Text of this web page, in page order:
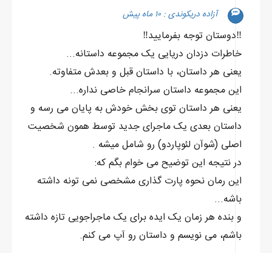
کنار میزش که از چوب ماهون بود، ایستادم و انگشت اشاره‌ام را روی
کُره‌ی برنزی کشیدم تا بچرخد و کمی تفریح کرده باشم. گفتم:
- برات غنائم اوردم!
ابروهای روشنش را بالا انداخت و گفت:
- واقعا؟ خیلی عالیه کاپیتان شوآن لئوپاردو!
هکتور لیستی که از پیش تهیه کرده بود را مقابل اندرسون گرفت و
گفت:
- و البته که برای تأمین اومدیم!
من هنوز هم خودم را با آن کُره‌ی جغرافیایی سرگرم کرده بودم.
اندرسون با دقت نگاهی به کاغذ توی دستش انداخت و بعد توی یکی
از کتاب‌های چرمی‌اش به دنبال دست نوشته‌ی انبارش گشت.
- خب از این مقدار می‌تونم تقریبا نصفش رو براتون فراهم کنم.
رابین فورا پاسخ داد:
- نصفش به درد ما نمی‌خوره!
آزاده دریکوندی : ۱۰ ماه پیش
‼️دوستان توجه بفرمایید‼️
خاطرات دزدان دریایی یک مجموعه داستانه...
یعنی هر داستان، با داستان قبل و بعدش متفاوته.
این مجموعه داستان سرانجام خاصی نداره...
یعنی هر داستان توی بخش خودش به پایان می رسه و
داستان بعدی یک ماجرای جدید توسط همون شخصیت
اصلی (شوآن لئوپاردو) رو شامل میشه .
در نتیجه این توضیح می خوام بگم که:
این رمان نحوه پارت گذاری مشخصی نمی تونه داشته
باشه...
و بنده هر زمان یک ایده برای یک ماجراجویی تازه داشته
باشم، می نویسم و داستان رو آپ می کنم.